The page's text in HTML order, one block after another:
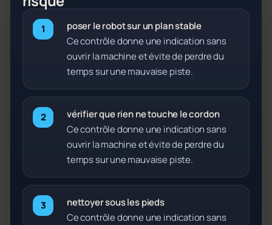
poser le robot sur un plan stable
Ce contrôle donne une indication sans
ouvrir la machine et évite de perdre du
temps sur une mauvaise piste.
vérifier que rien ne touche le cordon
Ce contrôle donne une indication sans
ouvrir la machine et évite de perdre du
temps sur une mauvaise piste.
nettoyer sous les pieds
Ce contrôle donne une indication sans